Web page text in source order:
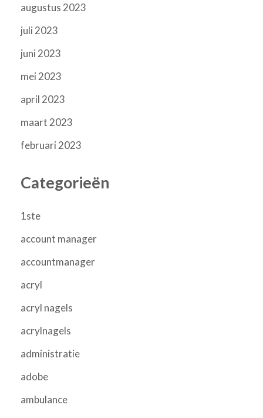
augustus 2023
juli 2023
juni 2023
mei 2023
april 2023
maart 2023
februari 2023
Categorieën
1ste
account manager
accountmanager
acryl
acryl nagels
acrylnagels
administratie
adobe
ambulance